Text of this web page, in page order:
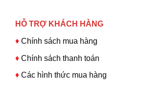
HỖ TRỢ KHÁCH HÀNG
♦Chính sách mua hàng
♦ Chính sách thanh toán
♦ Các hình thức mua hàng